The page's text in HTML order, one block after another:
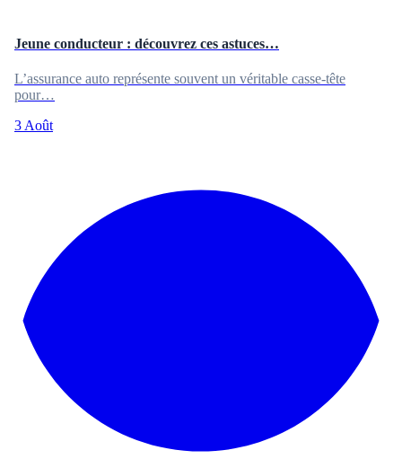
Jeune conducteur : découvrez ces astuces…
L’assurance auto représente souvent un véritable casse-tête
pour…
3 Août